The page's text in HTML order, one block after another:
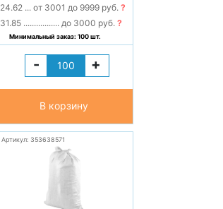
24.62 ... от 3001 до 9999 руб. ?
31.85 ................. до 3000 руб. ?
Минимальный заказ: 100 шт.
- +
В корзину
Артикул: 353638571